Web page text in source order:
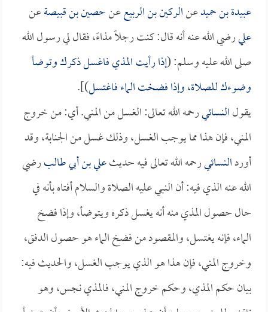
عبيدة بن حميدعنالركين بن الربيععنحصين بن قبيصةعن
عليرضي الله عنه أنه قال: كنت رجلاً مذاءً، فقال لي رسول الله
صلى الله عليه وسلم: (إذا رأيت المذي فاغسل ذكرك وتوضأ
وضوءك للصلاة، وإذا فضخت الماء فاغتسل)].
يقولالنسائيرحمه الله تعالى: الغسل من المني. أي: من خروج
المني، فإن هذا مما يوجب الغسل، وذلك غسل من الجنابة، وقد
أوردالنسائيرحمه الله تعالى فيه حديثعلي بن أبي طالبرضي
الله عنه الذي فيه: أن النبي عليه الصلاة والسلام أفتاه بأنه في
حال حصول المذي منه أنه يغسل ذكره ويتوضأ، وإذا فضخ
الماء، فإنه يغتسل، والمقصود من فضخ الماء هو حصول الدفق،
وخروج المني، فإن هذا هو الذي يوجب الغسل، والحديث فيه:
بيان حكم المذي، وحكم خروج المني، فالمذي نجس، وهو